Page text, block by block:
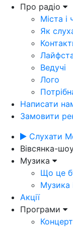
Про радіо
Міста і
Як
Ведучі
Лого
Написати
Замовити
Слухати
Вівсянка-
Музика
Що це
Музика
Акції
Програми